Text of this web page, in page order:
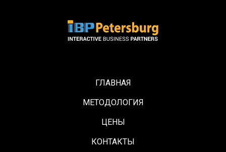
ГЛАВНАЯ
МЕТОДОЛОГИЯ
ЦЕНЫ
КОНТАКТЫ